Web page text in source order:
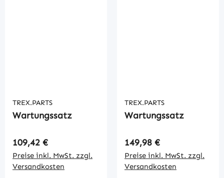
TREX.PARTS
Wartungssatz
Regulärer Preis:
109,42 €
Preise inkl. MwSt. zzgl.
Versandkosten
TREX.PARTS
Wartungssatz
Regulärer Preis:
149,98 €
Preise inkl. MwSt. zzgl.
Versandkosten